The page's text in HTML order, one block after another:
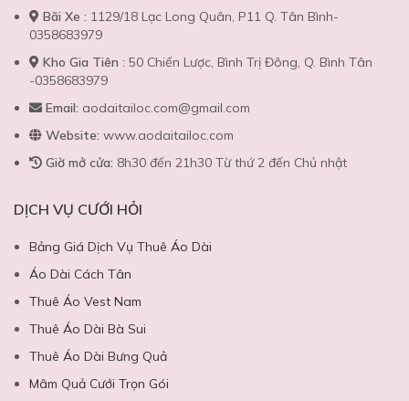
Bãi Xe : 1129/18 Lạc Long Quân, P11 Q. Tân Bình-
0358683979
Kho Gia Tiên : 50 Chiến Lược, Bình Trị Đông, Q. Bình Tân
-0358683979
Email: aodaitailoc.com@gmail.com
Website: www.aodaitailoc.com
Giờ mở cửa: 8h30 đến 21h30 Từ thứ 2 đến Chủ nhật
DỊCH VỤ CƯỚI HỎI
Bảng Giá Dịch Vụ Thuê Áo Dài
Áo Dài Cách Tân
Thuê Áo Vest Nam
Thuê Áo Dài Bà Sui
Thuê Áo Dài Bưng Quả
Mâm Quả Cưới Trọn Gói